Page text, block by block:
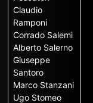
Claudio
Ramponi
Corrado Salemi
Alberto Salerno
Giuseppe
Santoro
Marco Stanzani
Ugo Stomeo